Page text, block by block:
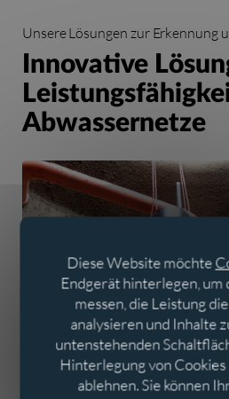
Unsere Lösungen zur Erkennung
Innovative
Abwassernetze
Der
Sensor LOGAZ
Halten Sie das System intakt!
Diese Website möchte
Endgerät hinterlegen, um
messen, die Leistung
analysieren und Inhalte
untenstehenden
Hinterlegung von
ablehnen. Sie können